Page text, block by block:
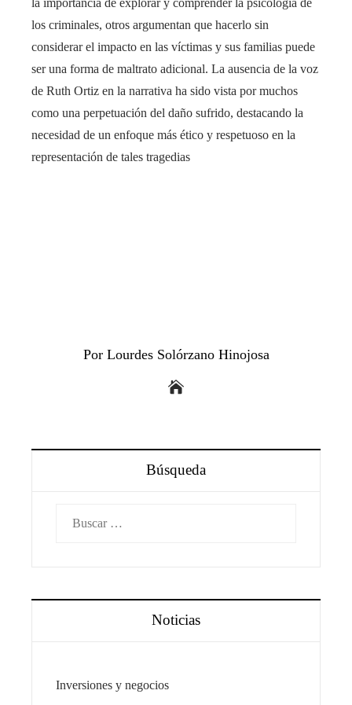
los criminales, otros argumentan que hacerlo sin
considerar el impacto en las víctimas y sus familias puede
ser una forma de maltrato adicional. La ausencia de la voz
de Ruth Ortiz en la narrativa ha sido vista por muchos
como una perpetuación del daño sufrido, destacando la
necesidad de un enfoque más ético y respetuoso en la
representación de tales tragedias
Por Lourdes Solórzano Hinojosa
Búsqueda
Noticias
Inversiones y negocios